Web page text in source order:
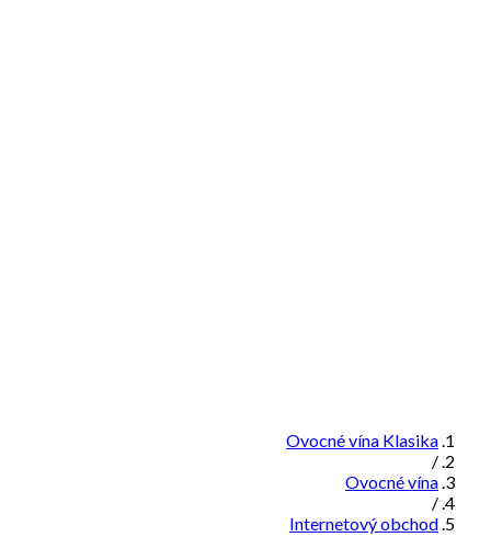
Ovocné vína Klasika
/
Ovocné vína
/
Internetový obchod